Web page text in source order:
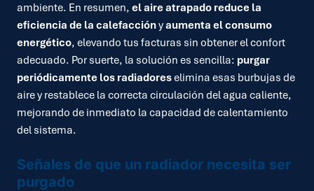
ambiente. En resumen, el aire atrapado reduce la
eficiencia de la calefacciónyaumenta el consumo
energético, elevando tus facturas sin obtener el confort
adecuado. Por suerte, la solución es sencilla: purgar
periódicamente los radiadoreselimina esas burbujas de
aire y restablece la correcta circulación del agua caliente,
mejorando de inmediato la capacidad de calentamiento
del sistema.
Señales de que un radiador necesita ser
purgado